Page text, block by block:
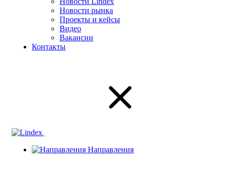
Новости рынка
Проекты и кейсы
Видео
Вакансии
Контакты
Направления